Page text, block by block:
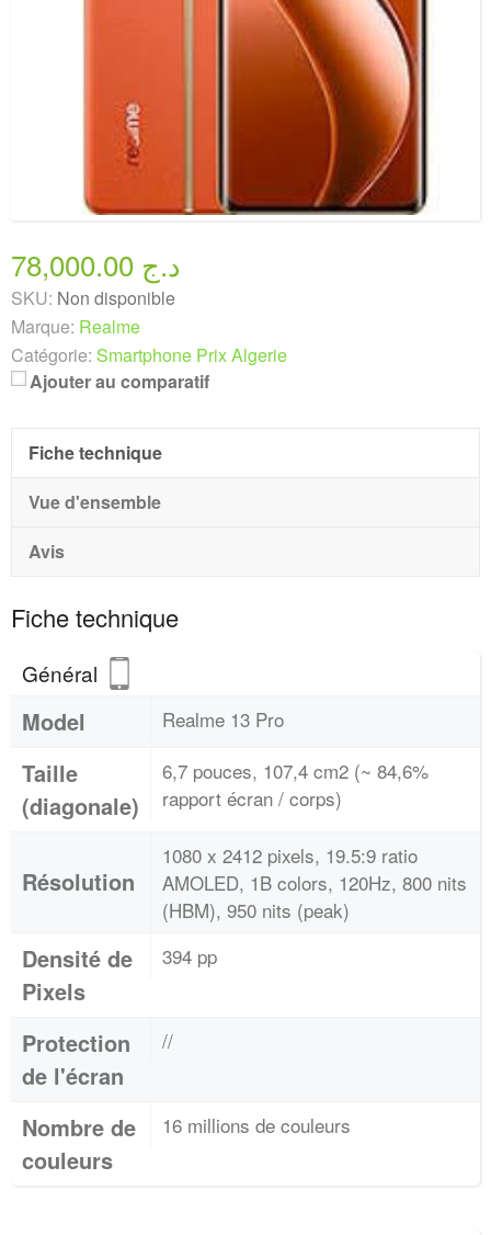
78,000.00 د.ج
SKU: Non disponible
Marque: Realme
Catégorie: Smartphone Prix Algerie
Ajouter au comparatif
Fiche technique
Vue d'ensemble
Avis
Fiche technique
Général
Model Realme 13 Pro
Taille
(diagonale)
6,7 pouces, 107,4 cm2 (~ 84,6%
rapport écran / corps)
Résolution
1080 x 2412 pixels, 19.5:9 ratio
AMOLED, 1B colors, 120Hz, 800 nits
(HBM), 950 nits (peak)
Densité de
Pixels
394 pp
Protection
de l'écran
//
Nombre de
couleurs
16 millions de couleurs